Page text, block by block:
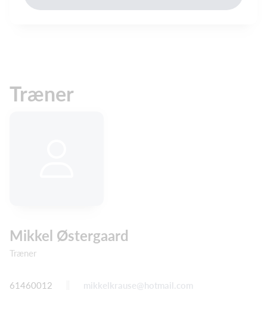
Træner
Mikkel Østergaard
Træner
61460012 mikkelkrause@hotmail.com